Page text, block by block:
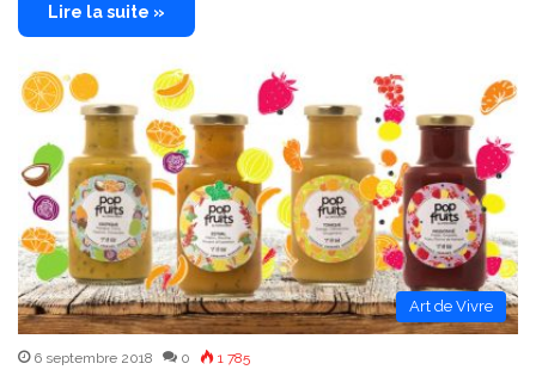
Lire la suite »
Art de Vivre
6 septembre 2018 0 1 785